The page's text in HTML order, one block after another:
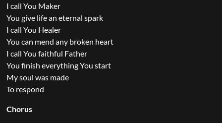
I call You Maker
You give life an eternal spark
I call You Healer
You can mend any broken heart
I call You faithful Father
You finish everything You start
My soul was made
To respond
Chorus